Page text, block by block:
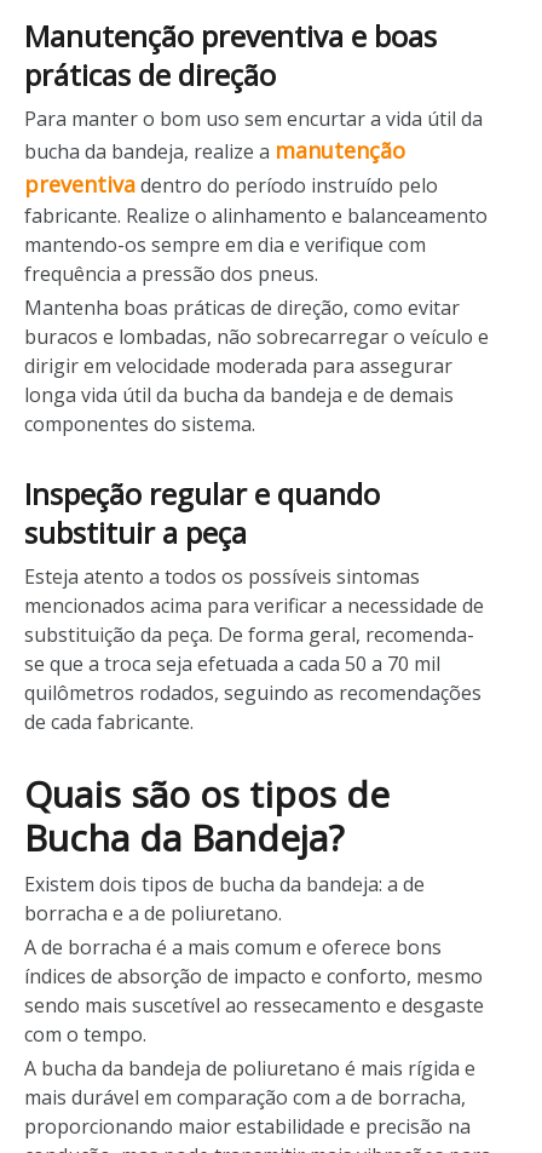
Manutenção preventiva e boas
práticas de direção
Para manter o bom uso sem encurtar a vida útil da
bucha da bandeja, realize a manutenção
preventivadentro do período instruído pelo
fabricante. Realize o alinhamento e balanceamento
mantendo-os sempre em dia e verifique com
frequência a pressão dos pneus.
Mantenha boas práticas de direção, como evitar
buracos e lombadas, não sobrecarregar o veículo e
dirigir em velocidade moderada para assegurar
longa vida útil da bucha da bandeja e de demais
componentes do sistema.
Inspeção regular e quando
substituir a peça
Esteja atento a todos os possíveis sintomas
mencionados acima para verificar a necessidade de
substituição da peça. De forma geral, recomenda-
se que a troca seja efetuada a cada 50 a 70 mil
quilômetros rodados, seguindo as recomendações
de cada fabricante.
Quais são os tipos de
Bucha da Bandeja?
Existem dois tipos de bucha da bandeja: a de
borracha e a de poliuretano.
A de borracha é a mais comum e oferece bons
índices de absorção de impacto e conforto, mesmo
sendo mais suscetível ao ressecamento e desgaste
com o tempo.
A bucha da bandeja de poliuretano é mais rígida e
mais durável em comparação com a de borracha,
proporcionando maior estabilidade e precisão na